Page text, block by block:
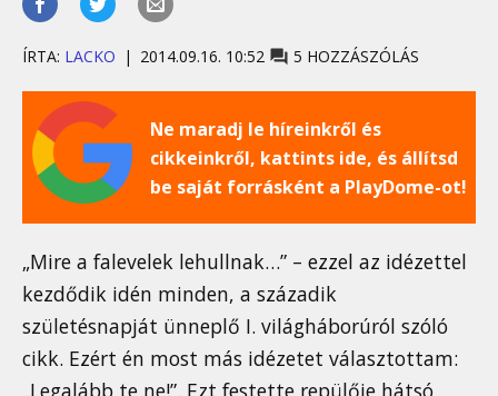
ÍRTA: LACKO 2014.09.16. 10:52 5 HOZZÁSZÓLÁS
Ne maradj le híreinkről és
cikkeinkről, kattints ide, és állítsd
be saját forrásként a PlayDome-ot!
„Mire a falevelek lehullnak…” – ezzel az idézettel
kezdődik idén minden, a századik
születésnapját ünneplő I. világháborúról szóló
cikk. Ezért én most más idézetet választottam: